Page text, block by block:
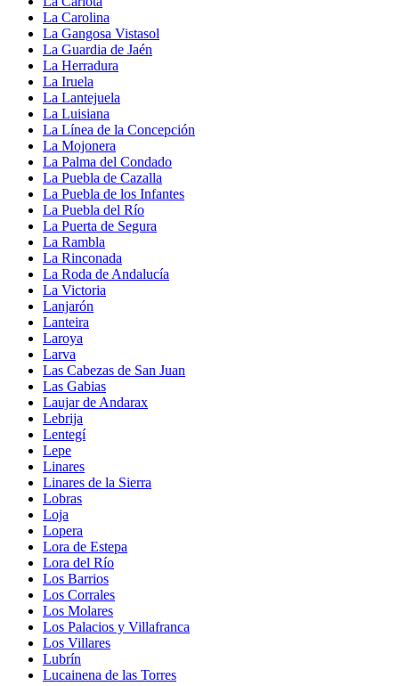
La Carolina
La Gangosa Vistasol
La Guardia de Jaén
La Herradura
La Iruela
La Lantejuela
La Luisiana
La Línea de la Concepción
La Mojonera
La Palma del Condado
La Puebla de Cazalla
La Puebla de los Infantes
La Puebla del Río
La Puerta de Segura
La Rambla
La Rinconada
La Roda de Andalucía
La Victoria
Lanjarón
Lanteira
Laroya
Larva
Las Cabezas de San Juan
Las Gabias
Laujar de Andarax
Lebrija
Lentegí
Lepe
Linares
Linares de la Sierra
Lobras
Loja
Lopera
Lora de Estepa
Lora del Río
Los Barrios
Los Corrales
Los Molares
Los Palacios y Villafranca
Los Villares
Lubrín
Lucainena de las Torres